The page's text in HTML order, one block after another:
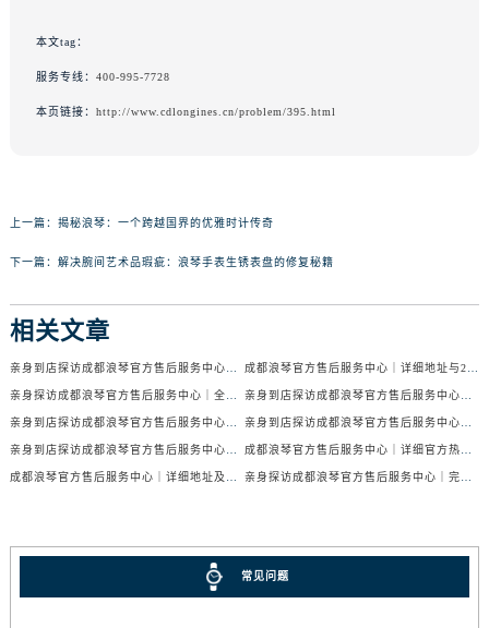
本文tag：
服务专线： 400-995-7728
本页链接： http://www.cdlongines.cn/problem/395.html
上一篇： 揭秘浪琴：一个跨越国界的优雅时计传奇
下一篇： 解决腕间艺术品瑕疵：浪琴手表生锈表盘的修复秘籍
相关文章
亲身到店探访成都浪琴官方售后服务中心｜服务电话及24小时维修地址（2026年7月最新） 成都浪琴官方售后服务中心｜详细地址与24小时售后热线权威信息公示（2026年7月最新）
亲身探访成都浪琴官方售后服务中心｜全新官方地址与24小时热线（2026年7月最新） 亲身到店探访成都浪琴官方售后服务中心｜最新地址与24小时服务电话（2026年7月最新）
亲身到店探访成都浪琴官方售后服务中心｜服务热线及全部网点地址（2026年7月最新） 亲身到店探访成都浪琴官方售后服务中心｜官方地址与售后服务电话（2026年7月最新）
亲身到店探访成都浪琴官方售后服务中心｜地址与官方服务热线（2026年7月最新） 成都浪琴官方售后服务中心｜详细官方热线及维修地址权威信息公示（2026年7月最新）
成都浪琴官方售后服务中心｜详细地址及售后服务电话权威信息公示（2026年7月最新） 亲身探访成都浪琴官方售后服务中心｜完整电话和维修地址（2026年7月最新）
常见问题